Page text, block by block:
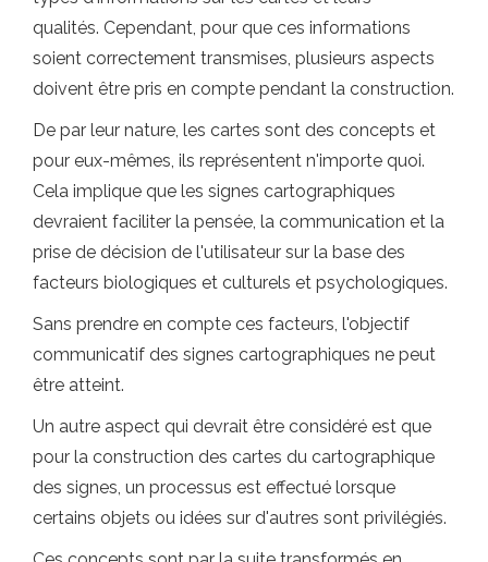
qualités. Cependant, pour que ces informations
soient correctement transmises, plusieurs aspects
doivent être pris en compte pendant la construction.
De par leur nature, les cartes sont des concepts et
pour eux-mêmes, ils représentent n'importe quoi.
Cela implique que les signes cartographiques
devraient faciliter la pensée, la communication et la
prise de décision de l'utilisateur sur la base des
facteurs biologiques et culturels et psychologiques.
Sans prendre en compte ces facteurs, l'objectif
communicatif des signes cartographiques ne peut
être atteint.
Un autre aspect qui devrait être considéré est que
pour la construction des cartes du cartographique
des signes, un processus est effectué lorsque
certains objets ou idées sur d'autres sont privilégiés.